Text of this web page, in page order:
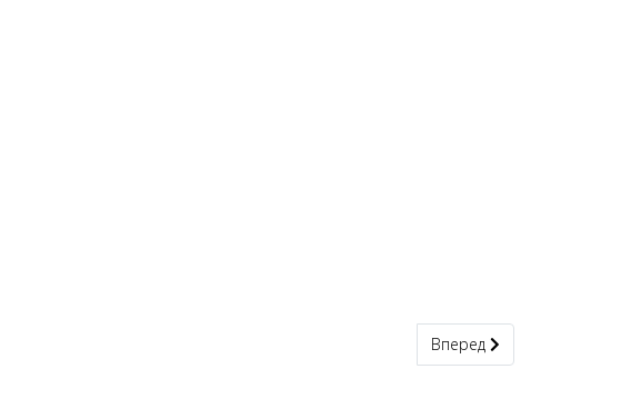
Следующий: Рисунки
Вперед